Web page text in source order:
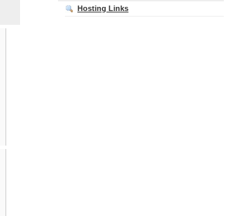
Hosting Links